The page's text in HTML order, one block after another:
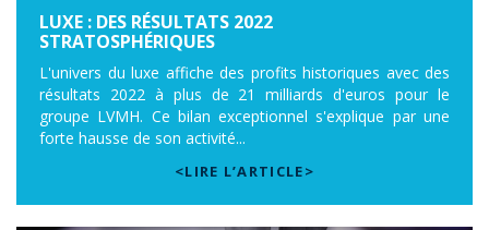
LUXE : DES RÉSULTATS 2022
STRATOSPHÉRIQUES
L'univers du luxe affiche des profits historiques avec des
résultats 2022 à plus de 21 milliards d'euros pour le
groupe LVMH. Ce bilan exceptionnel s'explique par une
forte hausse de son activité...
<LIRE L’ARTICLE>